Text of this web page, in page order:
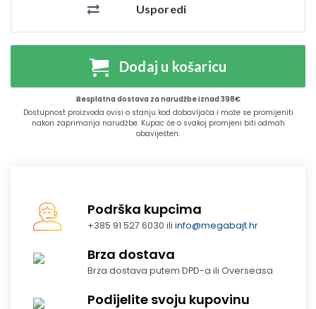
Usporedi
Dodaj u košaricu
Besplatna dostava za narudžbe iznad 398€
Dostupnost proizvoda ovisi o stanju kod dobavljača i može se promijeniti
nakon zaprimanja narudžbe. Kupac će o svakoj promjeni biti odmah
obaviješten.
Podrška kupcima
+385 91 527 6030 iliinfo@megabajt.hr
Brza dostava
Brza dostava putem DPD-a ili Overseasa
Podijelite svoju kupovinu